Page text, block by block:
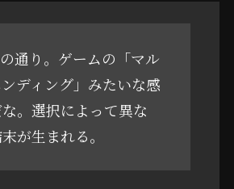
通り。ゲームの「マル
ディング」みたいな感
な。選択によって異な
が生まれる。